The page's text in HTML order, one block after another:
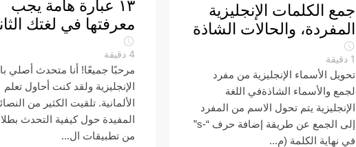
جمع الكلمات الإنجليزية
المفردة، والحالات الشاذة
1 دقيقة
تحويل الأسماء الإنجليزية من مفرد
لجمع والأسماء الشاذةفي اللغة
الإنجليزية يتم تحول الاسم من المفرد
إلى الجمع عن طريقة إضافة حرف “-s”
في نهاية الكلمة (م...
١٣ عبارة هامة يجب
معرفتها في لغتك
4 دقيقة
مرحبًا جميعًا! أنا متحدث أصلي
الإنجليزية ولقد كنت أحاول تعلم
الألمانية. تلقيت الكثير من
المفيدة حول كيفية التحدث
من تطبيقات ال...